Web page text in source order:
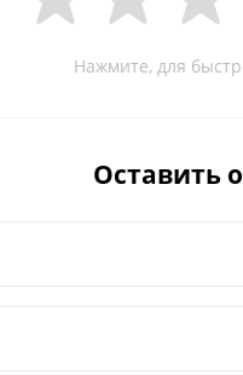
Нажмите, для
Оставить